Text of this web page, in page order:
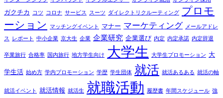
ガクチカ コツ コロナ サービス スーツ ダイレクトリクルーティング プロモ
ーション
マッチングイベント マナー マーケティング メールアドレ
ス レポート 中小企業 京大生 企業 企業研究 企業選び 内定 内定承諾 内定辞退
卒業旅行 合格率 国内旅行 地方学生向け 大学生 大学生プロモーション 大
学生活 始め方 学内プロモーション 学歴 学生団体 就活 就活あるある 就活の軸
就活イベント 就活情報 就活生 就職活動 履歴書 年間スケジュール 強